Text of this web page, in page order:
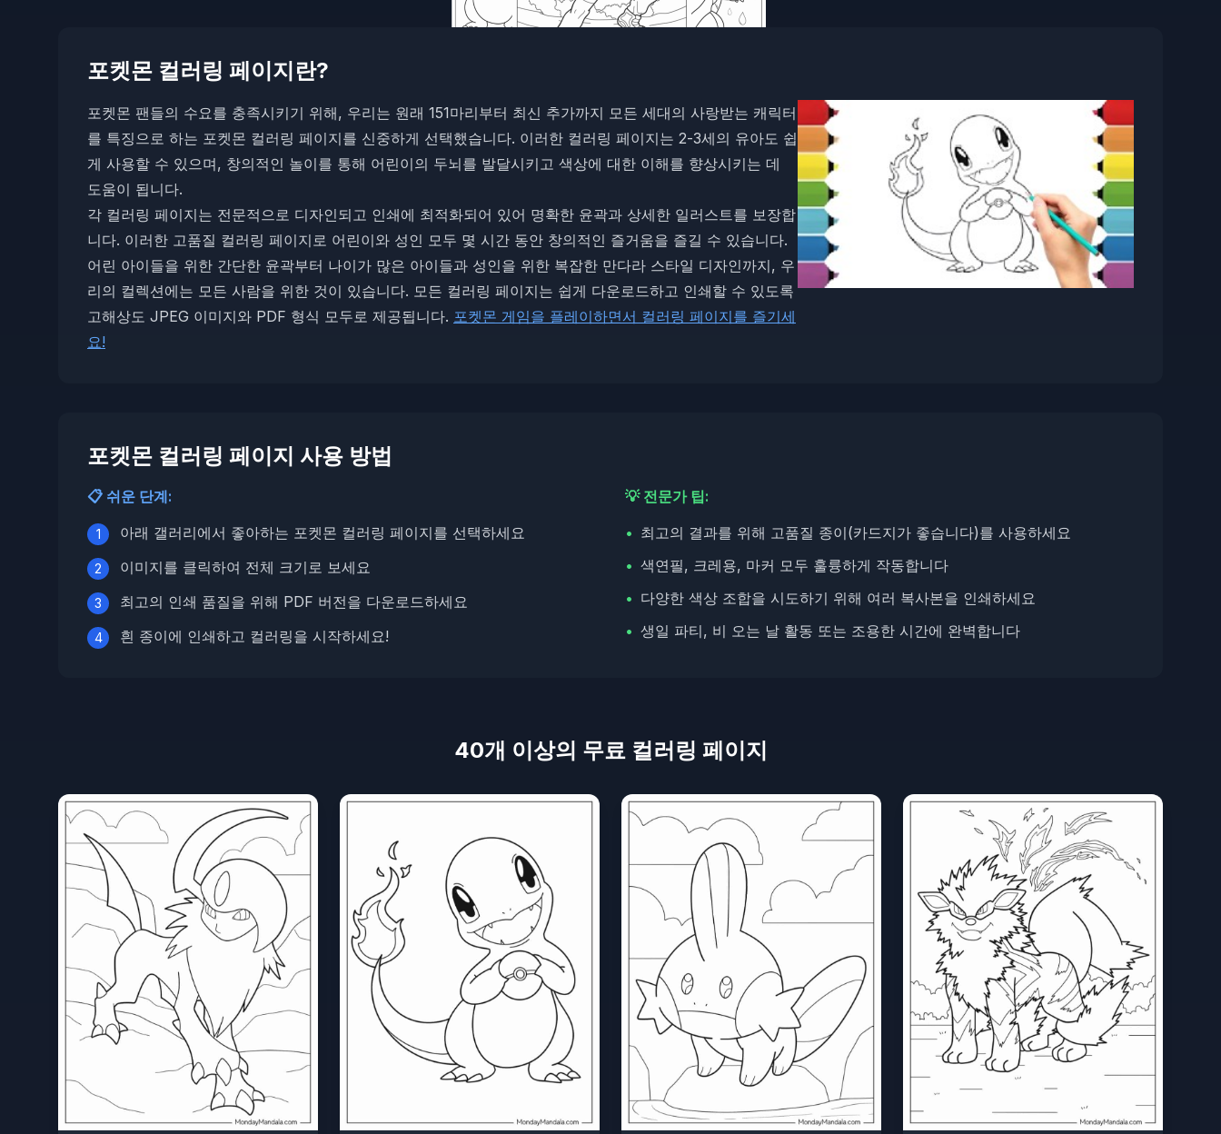
포켓몬 컬러링 페이지란?
포켓몬 팬들의 수요를 충족시키기 위해, 우리는 원래 151마리부터 최신 추가까지 모든 세대의 사랑받는 캐릭터
를 특징으로 하는 포켓몬 컬러링 페이지를 신중하게 선택했습니다. 이러한 컬러링 페이지는 2-3세의 유아도 쉽
게 사용할 수 있으며, 창의적인 놀이를 통해 어린이의 두뇌를 발달시키고 색상에 대한 이해를 향상시키는 데
도움이 됩니다.
각 컬러링 페이지는 전문적으로 디자인되고 인쇄에 최적화되어 있어 명확한 윤곽과 상세한 일러스트를 보장합
니다. 이러한 고품질 컬러링 페이지로 어린이와 성인 모두 몇 시간 동안 창의적인 즐거움을 즐길 수 있습니다.
어린 아이들을 위한 간단한 윤곽부터 나이가 많은 아이들과 성인을 위한 복잡한 만다라 스타일 디자인까지, 우
리의 컬렉션에는 모든 사람을 위한 것이 있습니다. 모든 컬러링 페이지는 쉽게 다운로드하고 인쇄할 수 있도록
고해상도 JPEG 이미지와 PDF 형식 모두로 제공됩니다. 포켓몬 게임을 플레이하면서 컬러링 페이지를 즐기세
요!
포켓몬 컬러링 페이지 사용 방법
📋 쉬운 단계:
1 아래 갤러리에서 좋아하는 포켓몬 컬러링 페이지를 선택하세요
2 이미지를 클릭하여 전체 크기로 보세요
3 최고의 인쇄 품질을 위해 PDF 버전을 다운로드하세요
4 흰 종이에 인쇄하고 컬러링을 시작하세요!
💡 전문가 팁:
• 최고의 결과를 위해 고품질 종이(카드지가 좋습니다)를 사용하세요
• 색연필, 크레용, 마커 모두 훌륭하게 작동합니다
• 다양한 색상 조합을 시도하기 위해 여러 복사본을 인쇄하세요
• 생일 파티, 비 오는 날 활동 또는 조용한 시간에 완벽합니다
40개 이상의 무료 컬러링 페이지